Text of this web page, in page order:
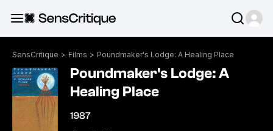
SensCritique > Films > Poundmaker's Lodge: A Healing Place
Poundmaker's Lodge: A
Healing Place
1987